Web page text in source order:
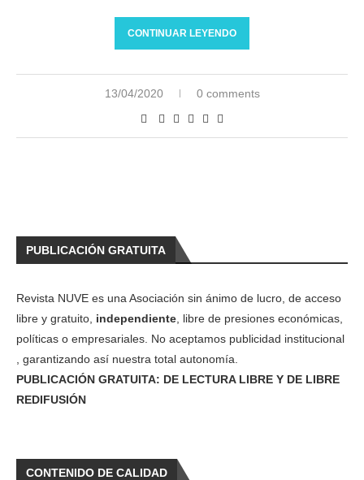
CONTINUAR LEYENDO
13/04/2020 0 comments
PUBLICACIÓN GRATUITA
Revista NUVE es una Asociación sin ánimo de lucro, de acceso
libre y gratuito, independiente , libre de presiones económicas,
políticas o empresariales. No aceptamos publicidad institucional
, garantizando así nuestra total autonomía.
PUBLICACIÓN GRATUITA: DE LECTURA LIBRE Y DE LIBRE
REDIFUSIÓN
CONTENIDO DE CALIDAD